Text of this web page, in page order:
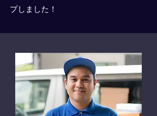
プしました！